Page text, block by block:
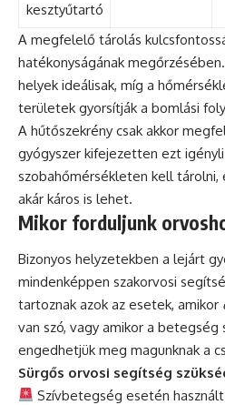
kesztyűtartó
A megfelelő tárolás
hatékonyságának
helyek ideálisak, míg a
területek gyorsítják a bomlási
A hűtőszekrény csak akkor
gyógyszer kifejezetten ezt
szobahőmérsékleten kell tárolni,
akár káros is lehet.
Mikor forduljunk
Bizonyos helyzetekben a lejárt
mindenképpen szakorvosi
tartoznak azok az esetek, amikor
van szó, vagy amikor a betegség
engedhetjük meg magunknak a
Sürgős orvosi segítség
Szívbetegség esetén